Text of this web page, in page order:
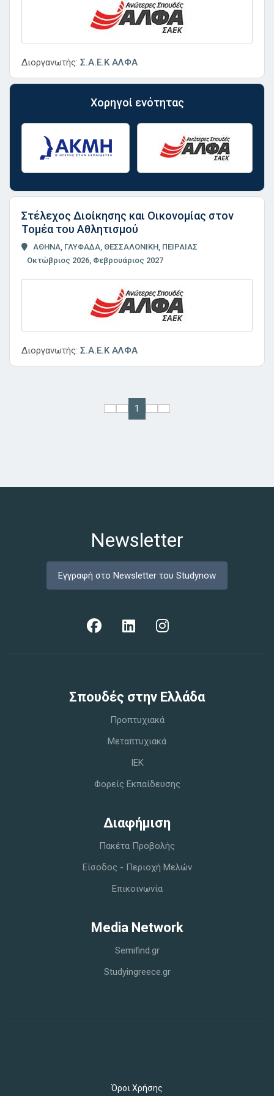
Διοργανωτής: Σ.Α.Ε.Κ ΑΛΦΑ
Χορηγοί ενότητας
Στέλεχος Διοίκησης και Οικονομίας στον
Τομέα του Αθλητισμού
ΑΘΗΝΑ, ΓΛΥΦΑΔΑ, ΘΕΣΣΑΛΟΝΙΚΗ, ΠΕΙΡΑΙΑΣ
Οκτώβριος 2026, Φεβρουάριος 2027
Διοργανωτής: Σ.Α.Ε.Κ ΑΛΦΑ
1
Newsletter
Εγγραφή στο Newsletter του Studynow
Σπoυδές στην Ελλάδα
Προπτυχιακά
Μεταπτυχιακά
IEK
Φορείς Εκπαίδευσης
Διαφήμιση
Πακέτα Προβολής
Είσοδος - Περιοχή Μελών
Επικοινωνία
Media Network
Semifind.gr
Studyingreece.gr
Όροι Χρήσης